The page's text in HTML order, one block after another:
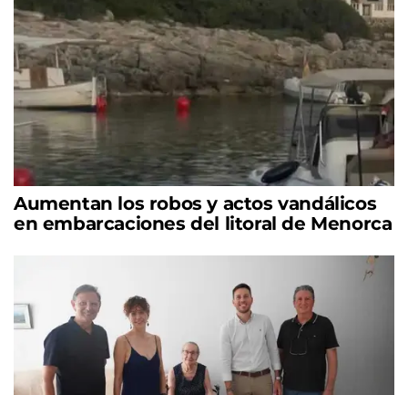
Aumentan los robos y actos vandálicos
en embarcaciones del litoral de Menorca